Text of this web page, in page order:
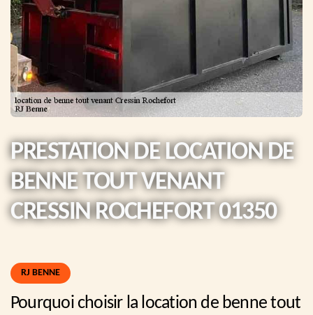
PRESTATION DE LOCATION DE
BENNE TOUT VENANT
CRESSIN ROCHEFORT 01350
RJ BENNE
Pourquoi choisir la location de benne tout